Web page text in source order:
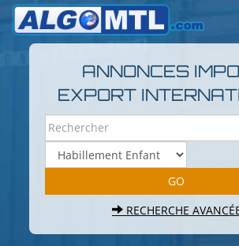
ANNONCES
EXPORT
RECHERCHE